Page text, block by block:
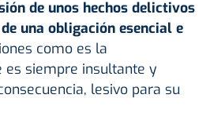
de unos hechos delictivos
una obligación esencial e
como es la
es siempre insultante y
lesivo para su